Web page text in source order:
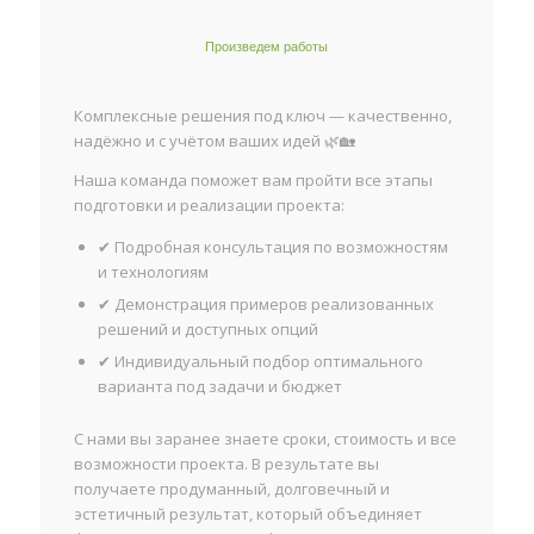
Произведем работы
Комплексные решения под ключ — качественно,
надёжно и с учётом ваших идей 🌿🏡
Наша команда поможет вам пройти все этапы
подготовки и реализации проекта:
✔ Подробная консультация по возможностям
и технологиям
✔ Демонстрация примеров реализованных
решений и доступных опций
✔ Индивидуальный подбор оптимального
варианта под задачи и бюджет
С нами вы заранее знаете сроки, стоимость и все
возможности проекта. В результате вы
получаете продуманный, долговечный и
эстетичный результат, который объединяет